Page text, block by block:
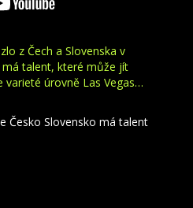
z Čech a Slovenska v
má talent, které může jít
úrovně Las Vegas…
Česko Slovensko má talent